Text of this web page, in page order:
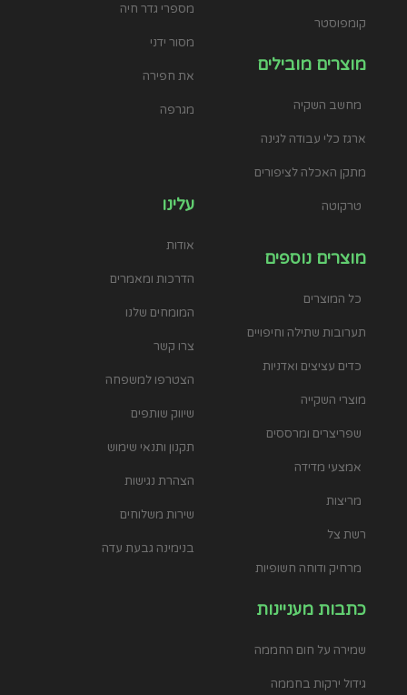
קומפוסטר
מוצרים מובילים
מחשב השקיה
ארגז כלי עבודה לגינה
מתקן האכלה לציפורים
טרקוטה
מספרי גדר חיה
מסור ידני
את חפירה
מגרפה
מוצרים נוספים
כל המוצרים
תערובות שתילה וחיפויים
כדים עציצים ואדניות
מוצרי השקייה
שפריצרים ומרססים
אמצעי מדידה
מריצות
רשת צל
מרחיק ודוחה חשופיות
עלינו
אודות
הדרכות ומאמרים
המומחים שלנו
צרו קשר
הצטרפו למשפחה
שיווק שותפים
תקנון ותנאי שימוש
הצהרת נגישות
שירות משלוחים
בנימינה גבעת עדה
כתבות מעניינות
שמירה על חום החממה
גידול ירקות בחממה